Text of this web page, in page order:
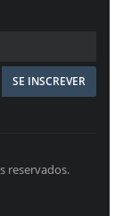
reservados.